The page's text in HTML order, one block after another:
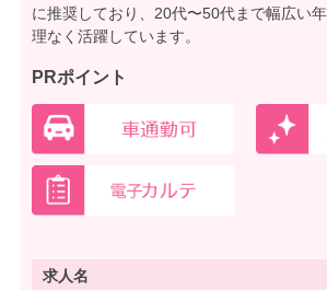
に推奨しており、20代〜50代まで幅広い
理なく活躍しています。
PRポイント
求人名